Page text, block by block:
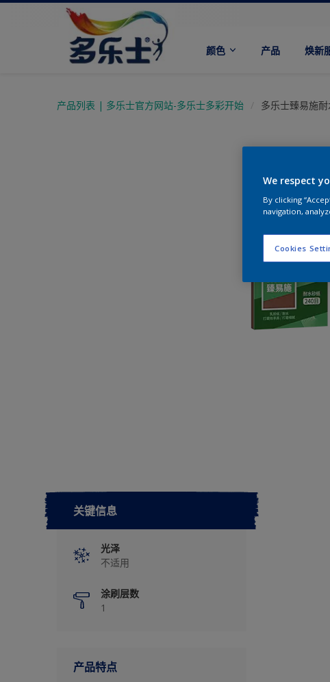
颜色 产品 焕新
产品列表 | 多乐士官方网站-多乐士多彩开始 多乐士臻易施
关键信息
光泽
不适用
涂刷层数
1
产品特点
We respect
By clicking
navigation,
Cookies